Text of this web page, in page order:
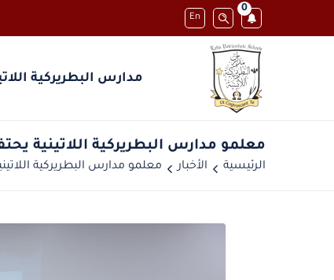
0
En
مدارس البطريركية
معلمو مدارس البطريركية اللاتينية
الرئيسية الأخبار معلمو مدارس البطريركية